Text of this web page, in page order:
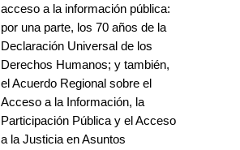
acceso a la información pública:
por una parte, los 70 años de la
Declaración Universal de los
Derechos Humanos; y también,
el Acuerdo Regional sobre el
Acceso a la Información, la
Participación Pública y el Acceso
a la Justicia en Asuntos